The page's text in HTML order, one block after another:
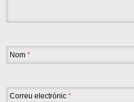
Nom *
Correu electrònic *